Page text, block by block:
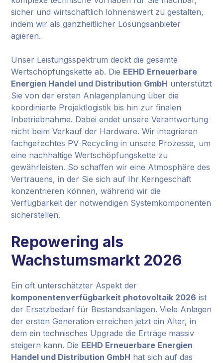
sicher und wirtschaftlich lohnenswert zu gestalten,
indem wir als ganzheitlicher Lösungsanbieter
agieren.
Unser Leistungsspektrum deckt die gesamte
Wertschöpfungskette ab. Die EEHD Erneuerbare
Energien Handel und Distribution GmbH unterstützt
Sie von der ersten Anlagenplanung über die
koordinierte Projektlogistik bis hin zur finalen
Inbetriebnahme. Dabei endet unsere Verantwortung
nicht beim Verkauf der Hardware. Wir integrieren
fachgerechtes PV-Recycling in unsere Prozesse, um
eine nachhaltige Wertschöpfungskette zu
gewährleisten. So schaffen wir eine Atmosphäre des
Vertrauens, in der Sie sich auf Ihr Kerngeschäft
konzentrieren können, während wir die
Verfügbarkeit der notwendigen Systemkomponenten
sicherstellen.
Repowering als
Wachstumsmarkt 2026
Ein oft unterschätzter Aspekt der
komponentenverfügbarkeit photovoltaik 2026 ist
der Ersatzbedarf für Bestandsanlagen. Viele Anlagen
der ersten Generation erreichen jetzt ein Alter, in
dem ein technisches Upgrade die Erträge massiv
steigern kann. Die EEHD Erneuerbare Energien
Handel und Distribution GmbH hat sich auf das